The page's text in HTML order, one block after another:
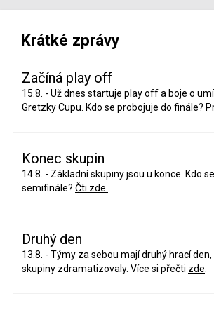
Krátké zprávy
Začíná play off
15.8. - Už dnes startuje play off a boje o
Gretzky Cupu. Kdo se probojuje do finále?
Konec skupin
14.8. - Základní skupiny jsou u konce. Kdo
semifinále? Čti zde.
Druhý den
13.8. - Týmy za sebou mají druhý hrací
skupiny zdramatizovaly. Více si přečti zde